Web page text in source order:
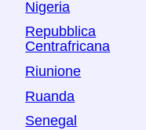
Nigeria
Repubblica
Centrafricana
Riunione
Ruanda
Senegal